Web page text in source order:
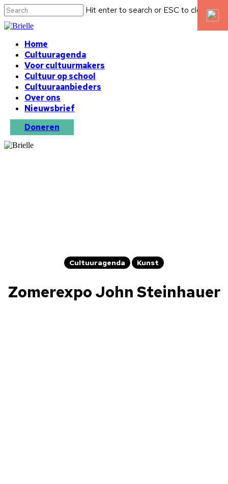
Hit enter to search or ESC to close
Home
Cultuuragenda
Voor cultuurmakers
Cultuur op school
Cultuuraanbieders
Over ons
Nieuwsbrief
Doneren
Cultuuragenda Kunst
Zomerexpo John Steinhauer